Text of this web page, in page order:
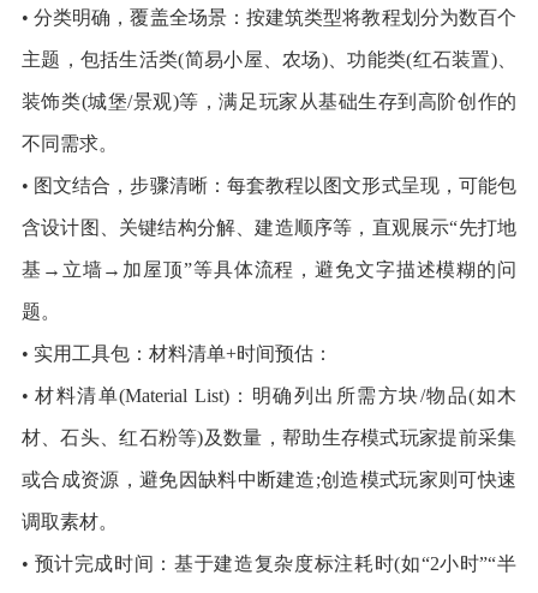
• 分类明确，覆盖全场景：按建筑类型将教程划分为数百个
主题，包括生活类(简易小屋、农场)、功能类(红石装置)、
装饰类(城堡/景观)等，满足玩家从基础生存到高阶创作的
不同需求。
• 图文结合，步骤清晰：每套教程以图文形式呈现，可能包
含设计图、关键结构分解、建造顺序等，直观展示“先打地
基→立墙→加屋顶”等具体流程，避免文字描述模糊的问
题。
• 实用工具包：材料清单+时间预估：
• 材料清单(Material List)：明确列出所需方块/物品(如木
材、石头、红石粉等)及数量，帮助生存模式玩家提前采集
或合成资源，避免因缺料中断建造;创造模式玩家则可快速
调取素材。
• 预计完成时间：基于建造复杂度标注耗时(如“2小时”“半